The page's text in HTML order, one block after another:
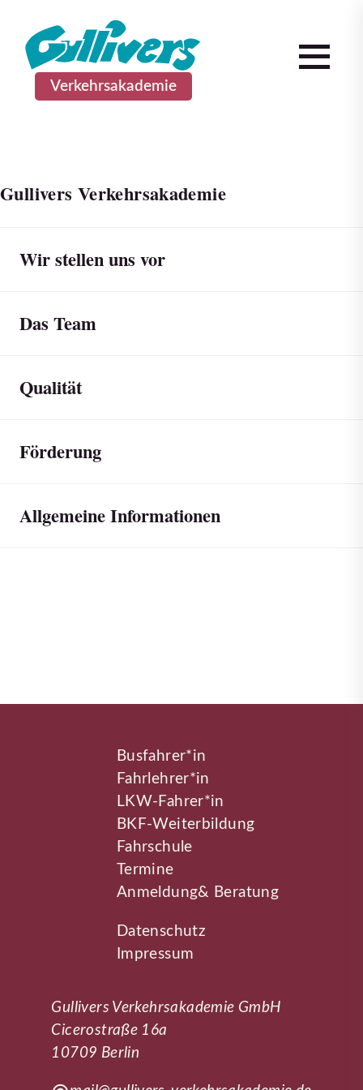
Verkehrsakademie
Gullivers Verkehrsakademie
Wir stellen uns vor
Das Team
Qualität
Förderung
Allgemeine Informationen
Busfahrer*in
Fahrlehrer*in
LKW-Fahrer*in
BKF-Weiterbildung
Fahrschule
Termine
Anmeldung& Beratung
Datenschutz
Impressum
Gullivers Verkehrsakademie GmbH
Cicerostraße 16a
10709 Berlin